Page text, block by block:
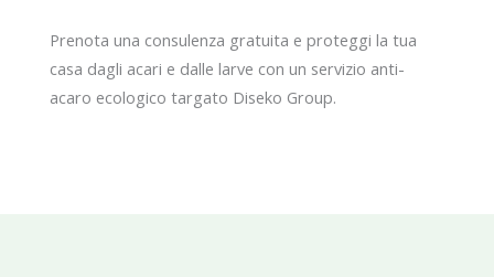
Prenota una consulenza gratuita e proteggi la tua
casa dagli acari e dalle larve con un servizio anti-
acaro ecologico targato Diseko Group.